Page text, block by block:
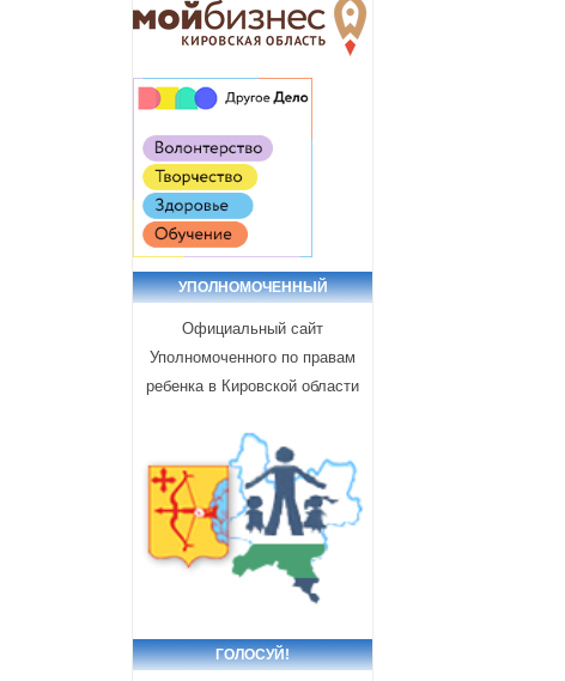
УПОЛНОМОЧЕННЫЙ
Официальный сайт
Уполномоченного по правам
ребенка в Кировской области
ГОЛОСУЙ!